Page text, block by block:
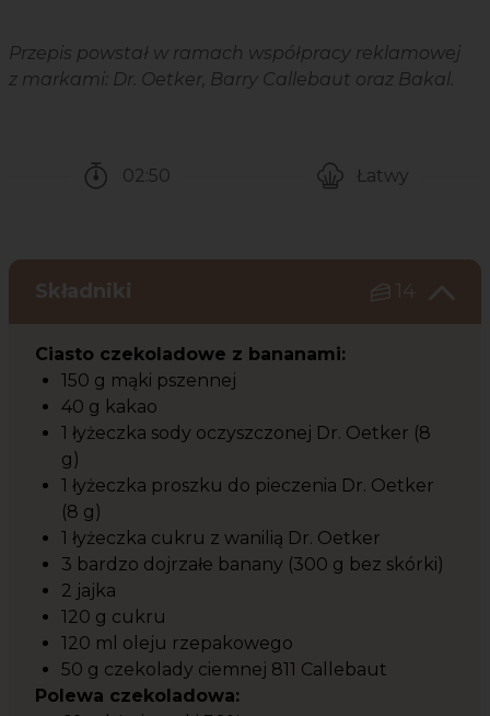
Przepis powstał w ramach współpracy reklamowej
z markami: Dr. Oetker, Barry Callebaut oraz Bakal.
02:50
Łatwy
Składniki 14
Ciasto czekoladowe z bananami:
150 g mąki pszennej
40 g kakao
1 łyżeczka sody oczyszczonej Dr. Oetker (8
g)
1 łyżeczka proszku do pieczenia Dr. Oetker
(8 g)
1 łyżeczka cukru z wanilią Dr. Oetker
3 bardzo dojrzałe banany (300 g bez skórki)
2 jajka
120 g cukru
120 ml oleju rzepakowego
50 g czekolady ciemnej 811 Callebaut
Polewa czekoladowa: